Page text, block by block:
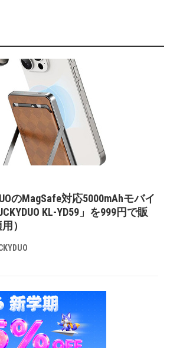
のMagSafe対応5000mAhモバイ
KL-YD59」を999円で販
）